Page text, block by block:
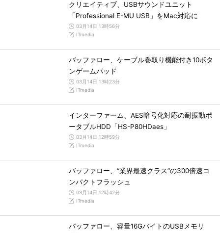
クリエイティブ、USBサウンドユニット
「Professional E-MU USB」をMac対応に
03月14日 13時56分
ITmedia
バッファロー、ケーブル巻取り機能付き10ボタ
ンゲームパッド
03月14日 13時23分
ITmedia
インターファーム、AES暗号化対応の耐振動ポ
ータブルHDD「HS-P80HDaes」
03月14日 12時59分
ITmedia
バッファロー、“業界最速クラス”の300倍速コ
ンパクトフラッシュ
03月14日 12時42分
ITmedia
バッファロー、容量16GバイトのUSBメモリ